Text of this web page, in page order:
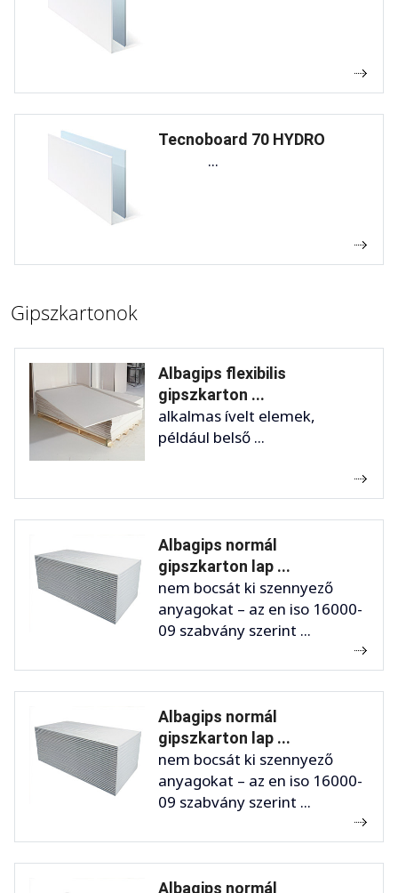
Tecnoboard 70 HYDRO
...
Gipszkartonok
Albagips flexibilis
gipszkarton ...
alkalmas ívelt elemek,
például belső ...
Albagips normál
gipszkarton lap ...
nem bocsát ki szennyező
anyagokat – az en iso 16000-
09 szabvány szerint ...
Albagips normál
gipszkarton lap ...
nem bocsát ki szennyező
anyagokat – az en iso 16000-
09 szabvány szerint ...
Albagips normál